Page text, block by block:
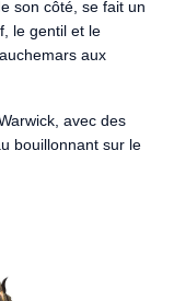
son côté, se fait un
le gentil et le
aux
avec des
bouillonnant sur le